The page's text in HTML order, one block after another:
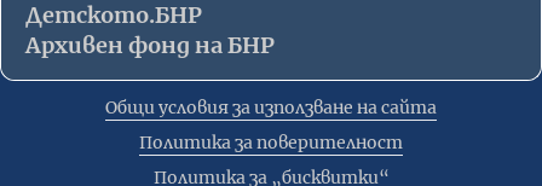
Детското.БНР
Архивен фонд на БНР
Общи условия за използване на сайта
Политика за поверителност
Политика за „бисквитки“